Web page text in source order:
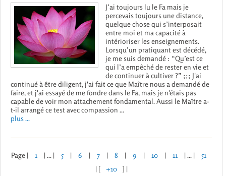
J’ai toujours lu le Fa mais je
percevais toujours une distance,
quelque chose qui s’interposait
entre moi et ma capacité à
intérioriser les enseignements.
Lorsqu’un pratiquant est décédé,
je me suis demandé : “Qu’est ce
qui l’a empêché de rester en vie et
de continuer à cultiver ?” ;;; J'ai
continué à être diligent, j'ai fait ce que Maître nous a demandé de
faire, et j'ai essayé de me fondre dans le Fa, mais je n'étais pas
capable de voir mon attachement fondamental. Aussi le Maître a-
t-il arrangé ce test avec compassion ...
plus ...
Page | 1 | ... | 5 | 6 | 7 | 8 | 9 | 10 | 11 | ... |
51
| [
+10 ] |